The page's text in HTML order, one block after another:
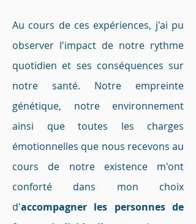
Au cours de ces expériences, j'ai pu
observer l'impact de notre rythme
quotidien et ses conséquences sur
notre santé. Notre empreinte
génétique, notre environnement
ainsi que toutes les charges
émotionnelles que nous recevons au
cours de notre existence m'ont
conforté dans mon choix
d'accompagner les personnes de